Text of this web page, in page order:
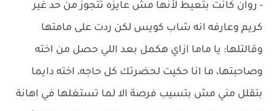
- روان كانت بتعيط لأنها مش عايزه تتجوز من حد غير
كريم وعارفه انه شاب كويس لكن ردت على مامتها
وقالتلها: يا ماما ازاي هكمل بعد اللي حصل من اخته
وصاحبتها، ما انا حكيت لحضرتك كل حاجه، اخته دايما
بتقلل مني مش بتسيب فرصة الا لما تستغلها في اهانة